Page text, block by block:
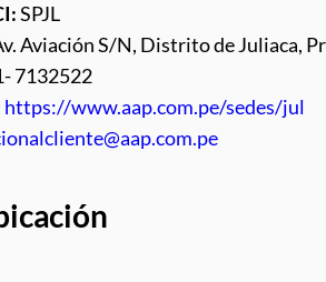
SPJL
Aviación S/N, Distrito de Juliaca,
7132522
https://www.aap.com.pe/sedes/jul